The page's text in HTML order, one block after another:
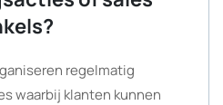
regelmatig
waarbij klanten kunnen